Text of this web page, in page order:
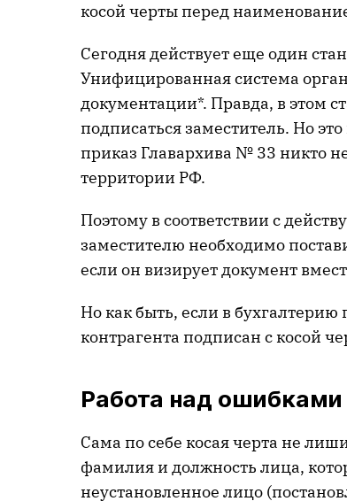
косой черты перед
Сегодня действует еще один
Унифицированная система
документации*. Правда, в этом
подписаться заместитель. Но
приказ Главархива № 33 никто
территории РФ.
Поэтому в соответствии с
заместителю необходимо
если он визирует документ
Но как быть, если в бухгалтерию
контрагента подписан с косой
Работа над ошибками
Сама по себе косая черта не
фамилия и должность лица,
неустановленное лицо